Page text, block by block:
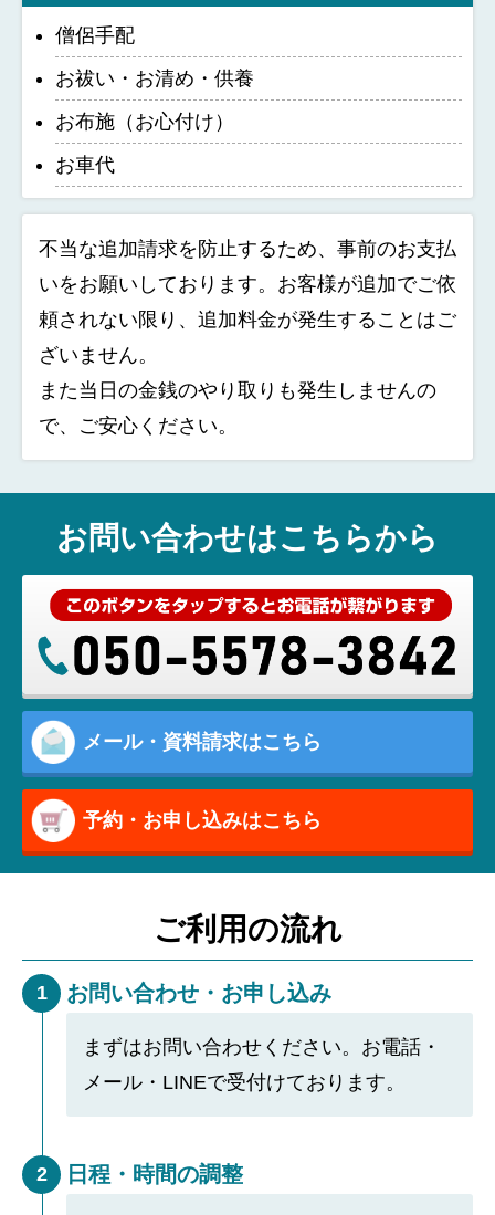
僧侶手配
お祓い・お清め・供養
お布施（お心付け）
お車代
不当な追加請求を防止するため、事前のお支払
いをお願いしております。お客様が追加でご依
頼されない限り、追加料金が発生することはご
ざいません。
また当日の金銭のやり取りも発生しませんの
で、ご安心ください。
お問い合わせはこちらから
メール・資料請求はこちら
予約・お申し込みはこちら
ご利用の流れ
1 お問い合わせ・お申し込み
まずはお問い合わせください。お電話・
メール・LINEで受付けております。
2 日程・時間の調整